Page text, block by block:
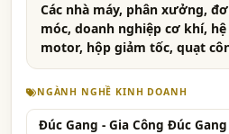
Các nhà máy, phân xưởng,
móc, doanh nghiệp cơ khí,
motor, hộp giảm tốc, quạt
NGÀNH NGHỀ KINH DOANH
Đúc Gang - Gia Công Đúc Gang